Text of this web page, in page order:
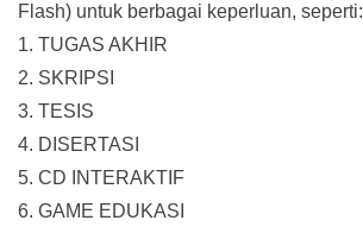
Flash) untuk berbagai keperluan, seperti:
1. TUGAS AKHIR
2. SKRIPSI
3. TESIS
4. DISERTASI
5. CD INTERAKTIF
6. GAME EDUKASI